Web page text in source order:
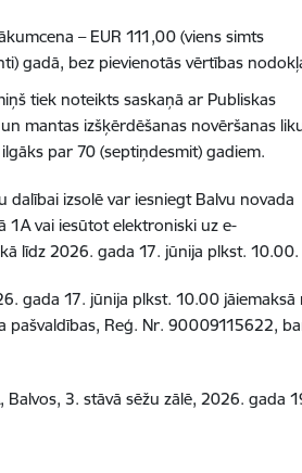
– EUR 111,00 (viens simts
gadā, bez pievienotās vērtības
tiek noteikts saskaņā ar Publiskas
mantas izšķērdēšanas novēršanas
par 70 (septiņdesmit) gadiem.
izsolē var iesniegt Balvu novada
1A vai iesūtot elektroniski uz e-
līdz 2026. gada 17. jūnija plkst. 10.00.
gada 17. jūnija plkst. 10.00
pašvaldības, Reģ. Nr. 90009115622,
Balvos, 3. stāvā sēžu zālē, 2026. gada